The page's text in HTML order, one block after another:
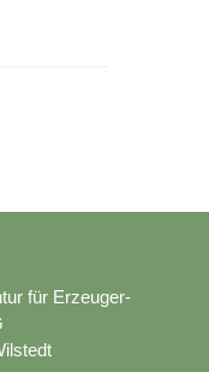
für Erzeuger-